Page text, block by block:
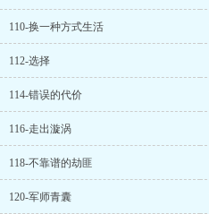
110-换一种方式生活
112-选择
114-错误的代价
116-走出漩涡
118-不靠谱的劫匪
120-军师青囊